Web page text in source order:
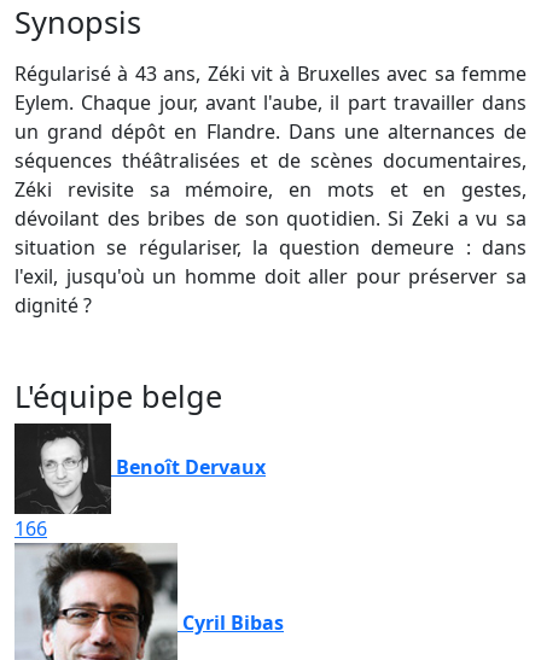
Synopsis
Régularisé à 43 ans, Zéki vit à Bruxelles avec sa femme
Eylem. Chaque jour, avant l'aube, il part travailler dans
un grand dépôt en Flandre. Dans une alternances de
séquences théâtralisées et de scènes documentaires,
Zéki revisite sa mémoire, en mots et en gestes,
dévoilant des bribes de son quotidien. Si Zeki a vu sa
situation se régulariser, la question demeure : dans
l'exil, jusqu'où un homme doit aller pour préserver sa
dignité ?
L'équipe belge
Benoît Dervaux
166
Cyril Bibas